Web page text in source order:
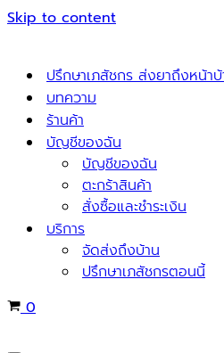
Skip to content
ปรึกษาเภสัชกร ส่งยาถึงหน้า
บทความ
ร้านค้า
บัญชีของฉัน
บัญชีของฉัน
ตะกร้าสินค้า
สั่งซื้อและชำระเงิน
บริการ
จัดส่งถึงบ้าน
ปรึกษาเภสัชกรตอนนี้
Cart
0